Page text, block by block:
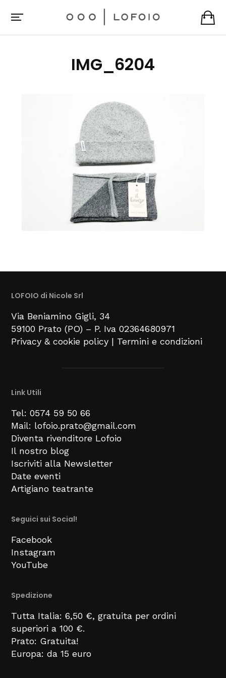
IMG_6204
LOFOIO di Nicole Srl
Via Beniamino Gigli, 34
59100 Prato (PO) – P. Iva 02364680971
Privacy & cookie policy | Termini e condizioni
Link Utili
Tel: 0574 59 50 66
Mail: lofoio.prato@gmail.com
Diventa rivenditore Lofoio
Il nostro blog
Iscriviti alla Newsletter
Date eventi
Artigiano teatrante
Seguici sui Social!
Facebook
Instagram
YouTube
Spedizione
Tutta Italia: 6,50 €, gratuita per ordini
superiori a 100 €.
Prato: Gratuita!
Europa: da 15 euro